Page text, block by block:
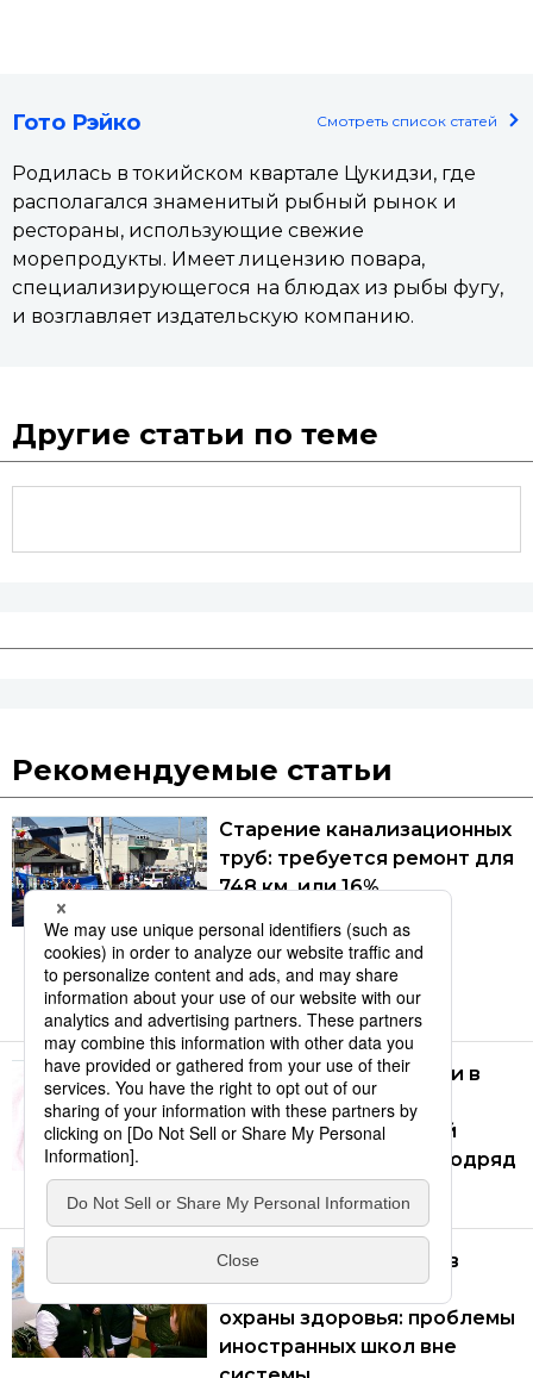
Гото Рэйко Смотреть список статей
Родилась в токийском квартале Цукидзи, где
располагался знаменитый рыбный рынок и
рестораны, использующие свежие
морепродукты. Имеет лицензию повара,
специализирующегося на блюдах из рыбы фугу,
и возглавляет издательскую компанию.
Другие статьи по теме
Рекомендуемые статьи
Старение канализационных
труб: требуется ремонт для
748 км, или 16%
профильным
министерством
03.08.2026
Падение рождаемости в
Японии: в 2025 году
количество рождений
падало десятый год подряд
02.08.2026
Дефицит поддержки в
сфере образования и
охраны здоровья: проблемы
иностранных школ вне